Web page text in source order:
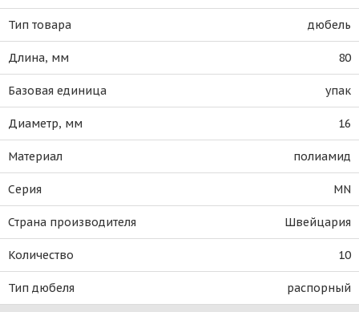
Тип товара дюбель
Длина, мм 80
Базовая единица упак
Диаметр, мм 16
Материал полиамид
Серия MN
Страна производителя Швейцария
Количество 10
Тип дюбеля распорный